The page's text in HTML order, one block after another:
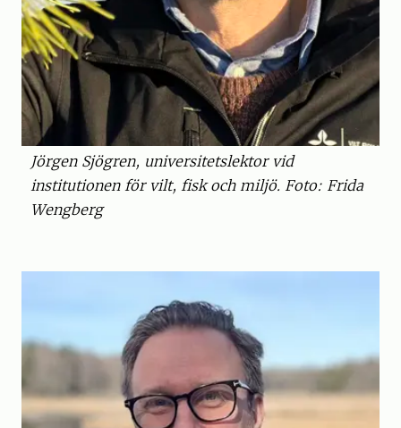
Jörgen Sjögren, universitetslektor vid
institutionen för vilt, fisk och miljö. Foto: Frida
Wengberg